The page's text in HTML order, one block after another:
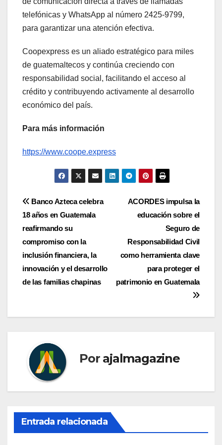
telefónicas y WhatsApp al número 2425-9799,
para garantizar una atención efectiva.
Coopexpress es un aliado estratégico para miles
de guatemaltecos y continúa creciendo con
responsabilidad social, facilitando el acceso al
crédito y contribuyendo activamente al desarrollo
económico del país.
Para más información
https://www.coope.express
Navegación
de
entradas
ACORDES impulsa la
educación sobre el
Seguro de
Responsabilidad Civil
como herramienta clave
para proteger el
patrimonio en Guatemala
Banco Azteca celebra
18 años en Guatemala
reafirmando su
compromiso con la
inclusión financiera, la
innovación y el desarrollo
de las familias chapinas
Por ajalmagazine
Entrada relacionada